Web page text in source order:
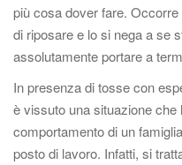
più cosa dover fare.
di riposare e lo si nega a se
assolutamente portare a
In presenza di tosse con
è vissuto una situazione
comportamento di un
posto di lavoro. Infatti, si